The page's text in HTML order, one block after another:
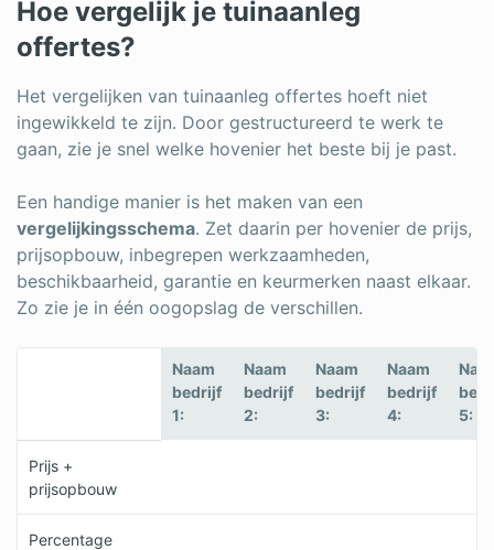
Hoe vergelijk je tuinaanleg
offertes?
Het vergelijken van tuinaanleg offertes hoeft niet
ingewikkeld te zijn. Door gestructureerd te werk te
gaan, zie je snel welke hovenier het beste bij je past.
Een handige manier is het maken van een
vergelijkingsschema. Zet daarin per hovenier de prijs,
prijsopbouw, inbegrepen werkzaamheden,
beschikbaarheid, garantie en keurmerken naast elkaar.
Zo zie je in één oogopslag de verschillen.
Naam
bedrijf
1:
Naam
bedrijf
2:
Naam
bedrijf
3:
Naam
bedrijf
4:
5:
Prijs +
prijsopbouw
Percentage